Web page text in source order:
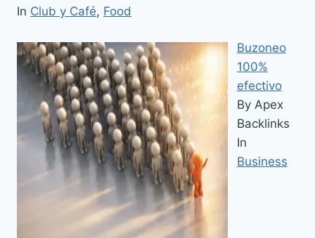
In Club y Café, Food
Buzoneo
100%
efectivo
By Apex
Backlinks
In
Business